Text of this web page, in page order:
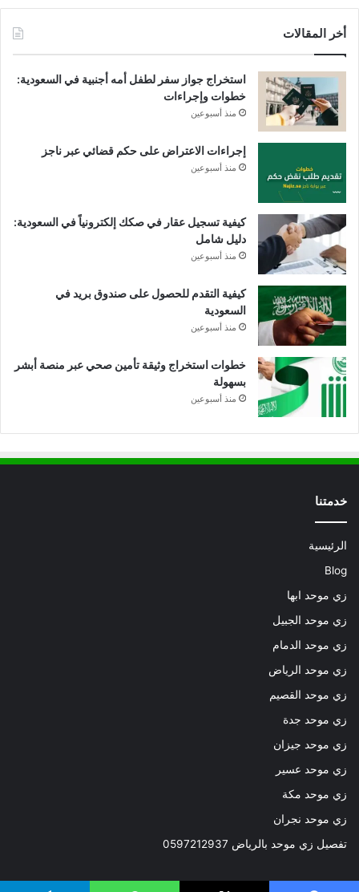
أخر المقالات
استخراج جواز سفر لطفل أمه أجنبية في السعودية:
خطوات وإجراءات
منذ أسبوعين
إجراءات الاعتراض على حكم قضائي عبر ناجز
منذ أسبوعين
كيفية تسجيل عقار في صكك إلكترونياً في السعودية:
دليل شامل
منذ أسبوعين
كيفية التقدم للحصول على صندوق بريد في
السعودية
منذ أسبوعين
خطوات استخراج وثيقة تأمين صحي عبر منصة أبشر
بسهولة
منذ أسبوعين
خدمتنا
الرئيسية
Blog
زي موحد ابها
زي موحد الجبيل
زي موحد الدمام
زي موحد الرياض
زي موحد القصيم
زي موحد جدة
زي موحد جيزان
زي موحد عسير
زي موحد مكة
زي موحد نجران
تفصيل زي موحد بالرياض 0597212937